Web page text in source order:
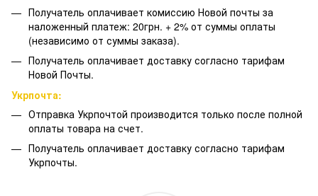
Получатель оплачивает комиссию Новой почты за
наложенный платеж: 20грн. + 2% от суммы оплаты
(независимо от суммы заказа).
Получатель оплачивает доставку согласно тарифам
Новой Почты.
Укрпочта:
Отправка Укрпочтой производится только после полной
оплаты товара на счет.
Получатель оплачивает доставку согласно тарифам
Укрпочты.